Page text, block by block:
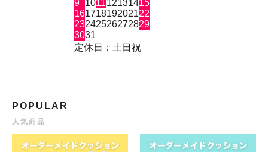
9 101112131415
16171819202122
23242526272829
3031
定休日：土日祝
POPULAR
人気商品